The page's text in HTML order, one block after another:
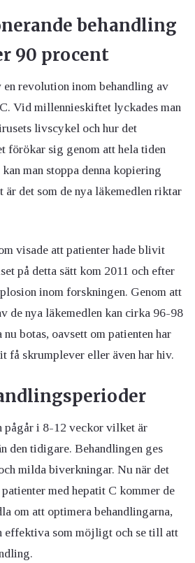
behandling
90 procent
en revolution inom behandling av
Vid millennieskiftet lyckades man
livscykel och hur det
förökar sig genom att hela tiden
man stoppa denna kopiering
är det som de nya läkemedlen riktar
visade att patienter hade blivit
på detta sätt kom 2011 och efter
inom forskningen. Genom att
de nya läkemedlen kan cirka 96-98
botas, oavsett om patienten har
få skrumplever eller även har hiv.
pågår i 8-12 veckor vilket är
den tidigare. Behandlingen ges
milda biverkningar. Nu när det
med hepatit C kommer de
om att optimera behandlingarna,
effektiva som möjligt och se till att